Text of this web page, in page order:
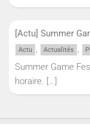
[Actu] Summer
Actu , Actualités ,
Summer Game
horaire. […]